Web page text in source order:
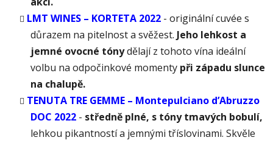
LMT WINES – KORTETA 2022 - originální cuvée s
důrazem na pitelnost a svěžest. Jeho lehkost a
jemné ovocné tónydělají z tohoto vína ideální
volbu na odpočinkové momenty při západu slunce
na chalupě.
TENUTA TRE GEMME – Montepulciano d’Abruzzo
DOC 2022 - středně plné, s tóny tmavých bobulí,
lehkou pikantností a jemnými tříslovinami. Skvěle